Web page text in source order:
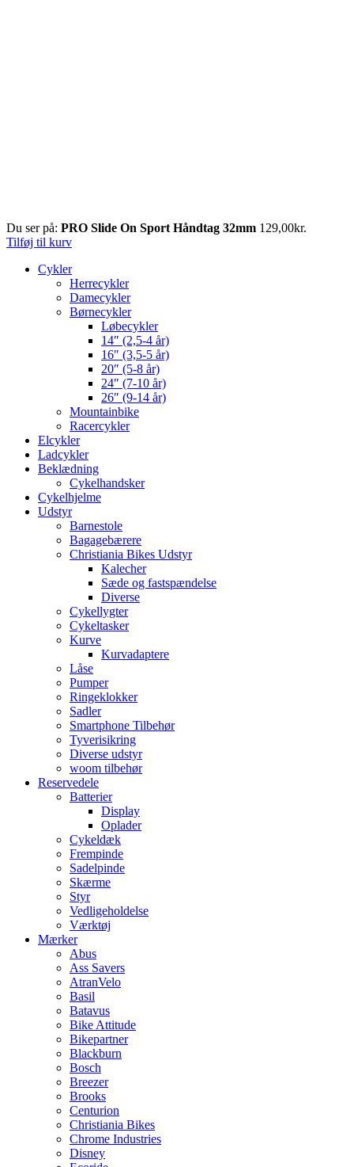
Du ser på: PRO Slide On Sport Håndtag 32mm 129,00kr.
Tilføj til kurv
Cykler
Herrecykler
Damecykler
Børnecykler
Løbecykler
14″ (2,5-4 år)
16″ (3,5-5 år)
20″ (5-8 år)
24″ (7-10 år)
26″ (9-14 år)
Mountainbike
Racercykler
Elcykler
Ladcykler
Beklædning
Cykelhandsker
Cykelhjelme
Udstyr
Barnestole
Bagagebærere
Christiania Bikes Udstyr
Kalecher
Sæde og fastspændelse
Diverse
Cykellygter
Cykeltasker
Kurve
Kurvadaptere
Låse
Pumper
Ringeklokker
Sadler
Smartphone Tilbehør
Tyverisikring
Diverse udstyr
woom tilbehør
Reservedele
Batterier
Display
Oplader
Cykeldæk
Frempinde
Sadelpinde
Skærme
Styr
Vedligeholdelse
Værktøj
Mærker
Abus
Ass Savers
AtranVelo
Basil
Batavus
Bike Attitude
Bikepartner
Blackburn
Bosch
Breezer
Brooks
Centurion
Christiania Bikes
Chrome Industries
Disney